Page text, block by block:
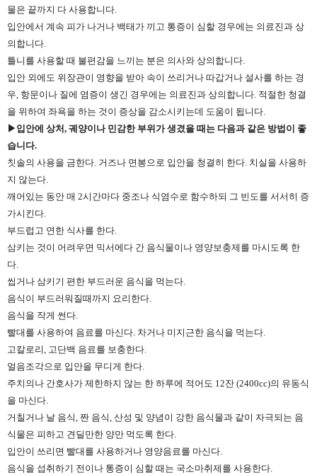
물은 끝까지 다 사용합니다.
입안에서 계속 피가 나거나 백태가 끼고 통증이 심할 경우에는 의료진과 상
의합니다.
틀니를 사용할 때 불편감을 느끼는 분은 의사와 상의합니다.
입안 외에도 위장관이 영향을 받아 속이 쓰리거나 따갑거나 설사를 하는 경
우, 항문이나 질에 염증이 생긴 경우에는 의료진과 상의합니다. 적절한 청결
을 위하여 좌욕을 하는 것이 증상을 감소시키는데 도움이 됩니다.
▶입안에 상처, 궤양이나 민감한 부위가 생겼을 때는 다음과 같은 방법이 좋
습니다.
칫솔의 사용을 금한다. 거즈나 면봉으로 입안을 청결히 한다. 치실을 사용하
지 않는다.
깨어있는 동안 매 2시간마다 중조나 식염수로 함수하되 그 빈도를 서서히 증
가시킨다.
부드럽고 연한 식사를 한다.
삼키는 것이 어려우면 믹서에다 간 음식물이나 영양보충제를 마시도록 한
다.
씹거나 삼키기 편한 부드러운 음식을 먹는다.
음식이 부드러워질때까지 요리한다.
음식을 작게 썬다.
빨대를 사용하여 음료를 마신다. 차거나 미지근한 음식을 먹는다.
고칼로리, 고단백 음료를 보충한다.
얼음조각으로 입안을 무디게 한다.
주치의나 간호사가 제한하지 않는 한 하루에 적어도 12잔 (2400cc)의 유동식
을 마신다.
거칠거나 날 음식, 짠 음식, 산성 및 양념이 강한 음식물과 같이 자극되는 음
식물은 피하고 견딜만한 양만 먹도록 한다.
입안이 쓰리면 빨대를 사용하거나 영양음료를 마신다.
음식을 섭취하기 전이나 통증이 심할 때는 국소마취제를 사용한다.